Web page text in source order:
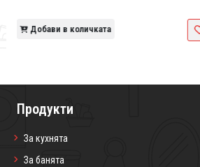
Добави в количката
Продукти
За кухнята
За банята